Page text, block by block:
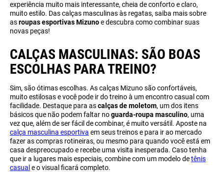
experiência muito mais interessante, cheia de conforto e claro,
muito estilo. Das calças masculinas às regatas, saiba mais sobre
asroupas esportivas Mizunoe descubra como combinar suas
novas peças!
CALÇAS MASCULINAS: SÃO BOAS
ESCOLHAS PARA TREINO?
Sim, são ótimas escolhas. As calças Mizuno são confortáveis,
muito estilosas e você pode ir do treino à um encontro casual com
facilidade. Destaque para ascalças de moletom, um dos itens
básicos que não podem faltar noguarda-roupa masculino, uma
vez que, além de ser fácil de combinar, é muito versátil. Aposte na
calça masculina esportiva em seus treinos e para ir ao mercado
fazer as compras rotineiras, ou mesmo para quando você está em
casa despreocupado e recebe uma visita inesperada. Caso tenha
que ir a lugares mais especiais, combine com um modelo detênis
casual e o visual ficará completo.